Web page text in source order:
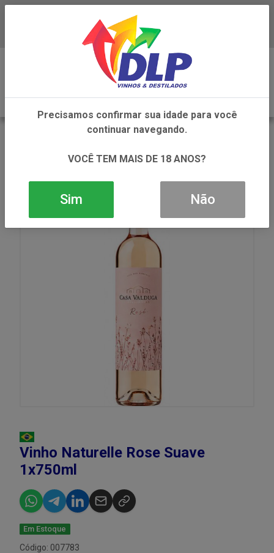
Baixe já o APP da DLP Vinhos
Vinho Naturelle Rose Suave
1x750ml
Em Estoque
Código: 007783
Precisamos confirmar sua idade para você
continuar navegando.
VOCÊ TEM MAIS DE 18 ANOS?
Sim Não